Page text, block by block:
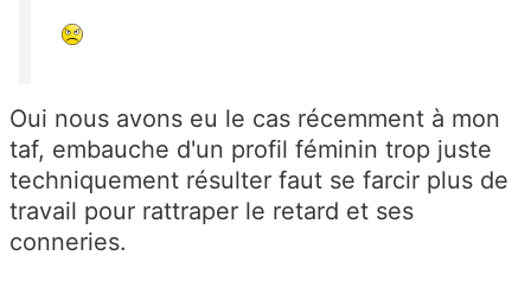
Oui nous avons eu le cas récemment à mon
taf, embauche d'un profil féminin trop juste
techniquement résulter faut se farcir plus de
travail pour rattraper le retard et ses
conneries.